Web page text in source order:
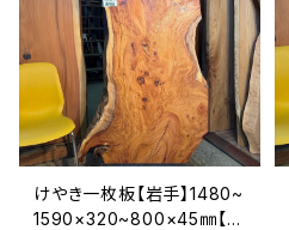
けやき一枚板【岩手】1480~
1590×320~800×45㎜【オ